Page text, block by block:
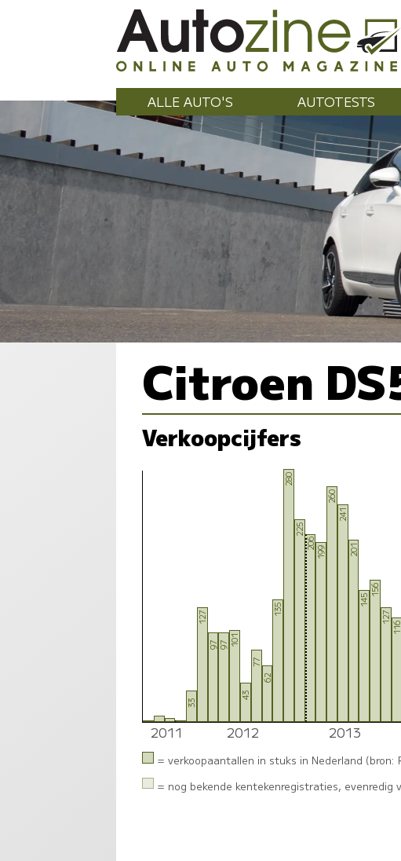
ALLE AUTO'S AUTOTESTS
Citroen
Verkoopcijfers
1
5
3
33
127
97 97 101
43
77
62
135
280
225
206
199
260
241
201
145
156
127
116
2011 2012 2013
= verkoopaantallen in stuks in Nederland (bron:
= nog bekende kentekenregistraties, evenredig